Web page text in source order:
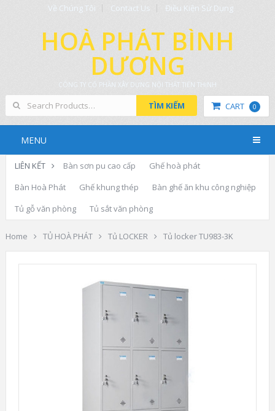
Về Chúng Tôi Contact Us Điều Kiện Sử Dụng
HOÀ PHÁT BÌNH
DƯƠNG
CÔNG TY CỔ PHẦN XÂY DỰNG NỘI THẤT TIẾN THỊNH
CART 0
TÌM KIẾM
MENU
LIÊN KẾT Bàn sơn pu cao cấp
Ghế hoà phát
Bàn Hoà Phát
Ghế khung thép
Bàn ghế ăn khu công nghiệp
Tủ gỗ văn phòng
Tủ sắt văn phòng
Home TỦ HOÀ PHÁT Tủ LOCKER Tủ locker TU983-3K